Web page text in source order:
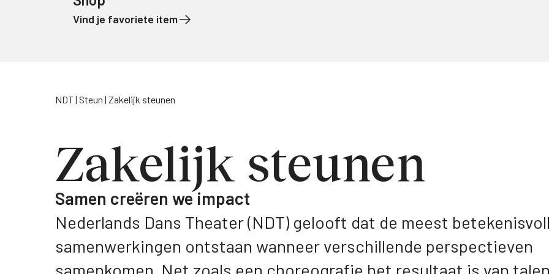
Vind je favoriete item
NDT Steun Zakelijk steunen
Zakelijk steunen
Samen creëren we impact
Nederlands Dans Theater (NDT) gelooft dat de meest
samenwerkingen ontstaan wanneer verschillende perspectieven
samenkomen. Net zoals een choreografie het resultaat is van